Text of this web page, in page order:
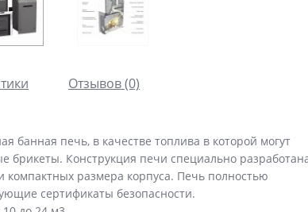
Отзывов (0)
банная печь, в качестве топлива в которой могут
брикеты. Конструкция печи специально
размера корпуса. Печь полностью
сертификаты безопасности.